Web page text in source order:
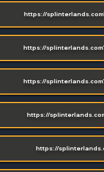
https://splinterlands.com
https://splinterlands.com
https://splinterlands.com
https://
https://